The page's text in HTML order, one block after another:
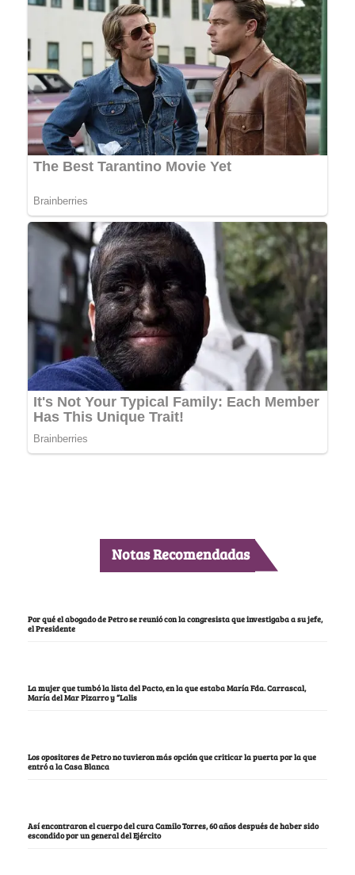
Notas Recomendadas
Por qué el abogado de Petro se reunió con la congresista que investigaba a su jefe,
el Presidente
La mujer que tumbó la lista del Pacto, en la que estaba María Fda. Carrascal,
María del Mar Pizarro y “Lalis
Los opositores de Petro no tuvieron más opción que criticar la puerta por la que
entró a la Casa Blanca
Así encontraron el cuerpo del cura Camilo Torres, 60 años después de haber sido
escondido por un general del Ejército